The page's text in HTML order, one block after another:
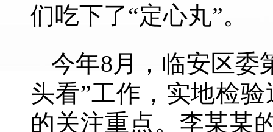
们吃下了“定心丸”。
今年8月，临安区委
头看”工作，实地检
的关注重点。李某某